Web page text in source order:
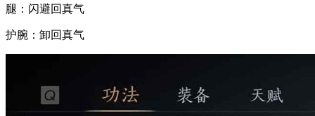
腿：闪避回真气
护腕：卸回真气